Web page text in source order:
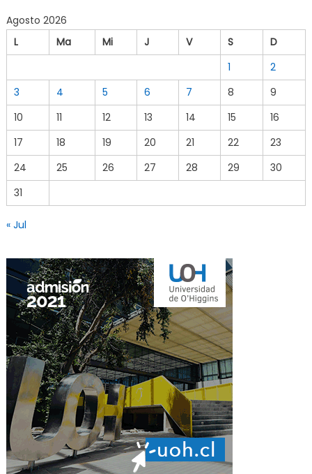
Agosto 2026
L
Ma Mi J V S
D
1
2
3
4 5 6 7 8
9
10
11 12 13 14 15
16
17
18 19 20 21 22
23
24
25 26 27 28 29
30
31
« Jul